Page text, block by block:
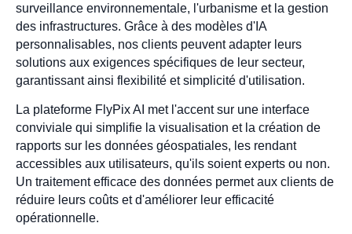
surveillance environnementale, l'urbanisme et la gestion
des infrastructures. Grâce à des modèles d'IA
personnalisables, nos clients peuvent adapter leurs
solutions aux exigences spécifiques de leur secteur,
garantissant ainsi flexibilité et simplicité d'utilisation.
La plateforme FlyPix AI met l'accent sur une interface
conviviale qui simplifie la visualisation et la création de
rapports sur les données géospatiales, les rendant
accessibles aux utilisateurs, qu'ils soient experts ou non.
Un traitement efficace des données permet aux clients de
réduire leurs coûts et d'améliorer leur efficacité
opérationnelle.